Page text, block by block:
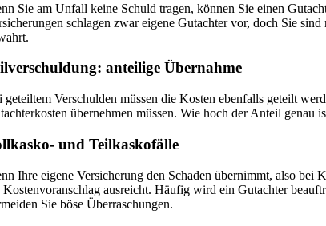
Sie am Unfall keine Schuld tragen, können Sie einen
schlagen zwar eigene Gutachter vor, doch Sie
anteilige Übernahme
geteiltem Verschulden müssen die Kosten ebenfalls geteilt
übernehmen müssen. Wie hoch der Anteil
und Teilkaskofälle
Ihre eigene Versicherung den Schaden übernimmt, also
Kostenvoranschlag ausreicht. Häufig wird ein Gutachter
Sie böse Überraschungen.